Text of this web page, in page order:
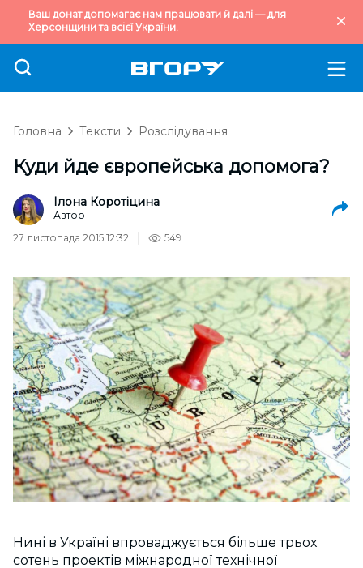
Ваш донат допомагає нам працювати й далі — для
Херсонщини та всієї України.
Головна Тексти Розслідування
Куди йде європейська допомога?
Ілона Коротіцина
Автор
27 листопада 2015 12:32
549
Нині в Україні впроваджується більше трьох
сотень проектів міжнародної технічної